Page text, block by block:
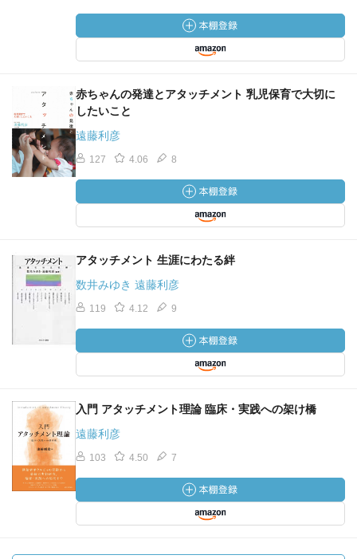
赤ちゃんの発達とアタッチメント 乳児保育で大切に
したいこと
遠藤利彦
127 4.06 8
アタッチメント 生涯にわたる絆
数井みゆき 遠藤利彦
119 4.12 9
入門 アタッチメント理論 臨床・実践への架け橋
遠藤利彦
103 4.50 7